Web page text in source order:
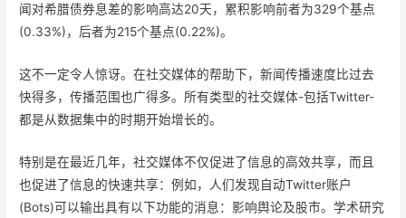
闻对希腊债券息差的影响高达20天，累积影响前者为329个基点
(0.33%)，后者为215个基点(0.22%)。
这不一定令人惊讶。在社交媒体的帮助下，新闻传播速度比过去
快得多，传播范围也广得多。所有类型的社交媒体-包括Twitter-
都是从数据集中的时期开始增长的。
特别是在最近几年，社交媒体不仅促进了信息的高效共享，而且
也促进了信息的快速共享：例如，人们发现自动Twitter账户
(Bots)可以输出具有以下功能的消息：影响舆论及股市。学术研究